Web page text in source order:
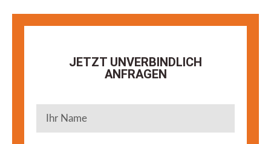
JETZT UNVERBINDLICH
ANFRAGEN